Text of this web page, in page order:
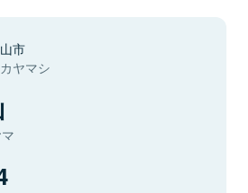
市
ヤマシ